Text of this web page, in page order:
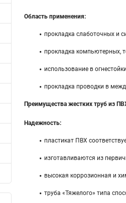
Область применения:
прокладка слаботочных и
прокладка компьютерных,
использование в
прокладка проводки в
Преимущества жестких труб из
Надежность:
пластикат ПВХ
изготавливаются из
высокая коррозионная и
труба «Тяжелого» типа